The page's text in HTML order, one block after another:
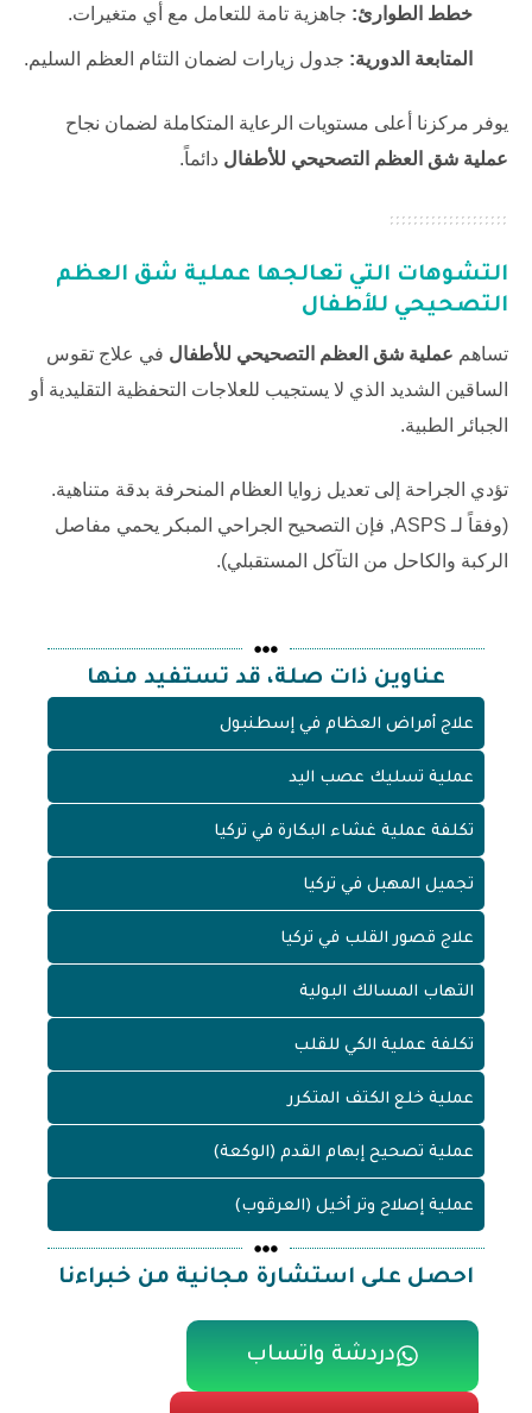
خطط الطوارئ: جاهزية تامة للتعامل مع أي متغيرات.
المتابعة الدورية: جدول زيارات لضمان التئام العظم السليم.
يوفر مركزنا أعلى مستويات الرعاية المتكاملة لضمان نجاح
عملية شق العظم التصحيحي للأطفال دائماً.
التشوهات التي تعالجها عملية شق العظم
التصحيحي للأطفال
تساهم عملية شق العظم التصحيحي للأطفال في علاج تقوس
الساقين الشديد الذي لا يستجيب للعلاجات التحفظية التقليدية أو
الجبائر الطبية.
تؤدي الجراحة إلى تعديل زوايا العظام المنحرفة بدقة متناهية.
(وفقاً لـ ASPS, فإن التصحيح الجراحي المبكر يحمي مفاصل
الركبة والكاحل من التآكل المستقبلي).
عناوين ذات صلة، قد تستفيد منها
علاج أمراض العظام في إسطنبول
عملية تسليك عصب اليد
تكلفة عملية غشاء البكارة في تركيا
تجميل المهبل في تركيا
علاج قصور القلب في تركيا
التهاب المسالك البولية
تكلفة عملية الكي للقلب
عملية خلع الكتف المتكرر
عملية تصحيح إبهام القدم (الوكعة)
عملية إصلاح وتر أخيل (العرقوب)
احصل على استشارة مجانية من خبراءنا
دردشة واتساب